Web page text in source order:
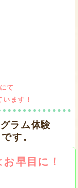
て
ます！
ラム体験
す。
早目に！